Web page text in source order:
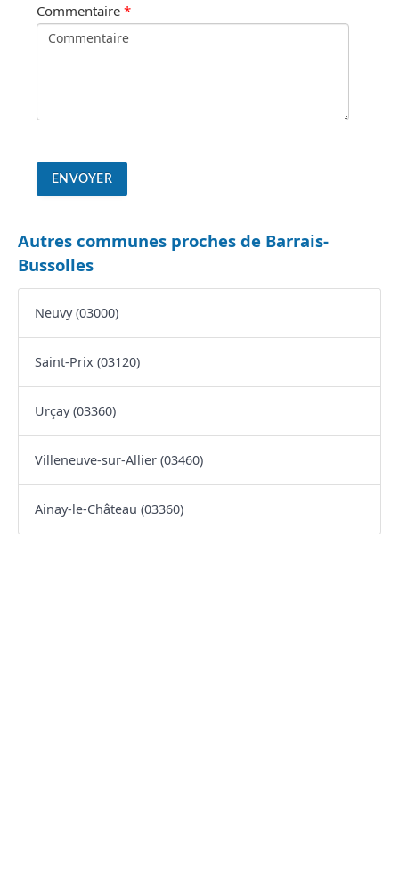
Commentaire *
Autres communes proches de Barrais-
Bussolles
Neuvy (03000)
Saint-Prix (03120)
Urçay (03360)
Villeneuve-sur-Allier (03460)
Ainay-le-Château (03360)